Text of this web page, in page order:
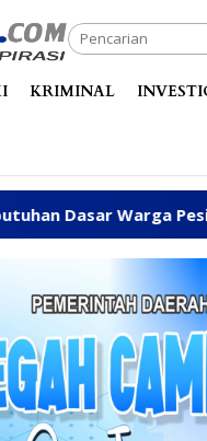
KRIMINAL
Pesisir di Tengah